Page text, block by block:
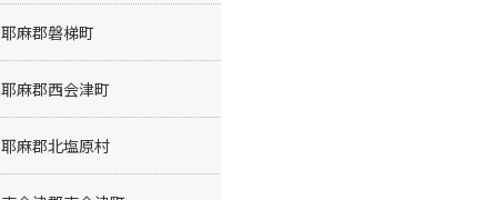
耶麻郡磐梯町
耶麻郡西会津町
耶麻郡北塩原村